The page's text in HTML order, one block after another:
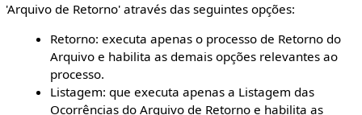
'Arquivo de Retorno' através das seguintes opções:
Retorno: executa apenas o processo de Retorno do
Arquivo e habilita as demais opções relevantes ao
processo.
Listagem: que executa apenas a Listagem das
Ocorrências do Arquivo de Retorno e habilita as